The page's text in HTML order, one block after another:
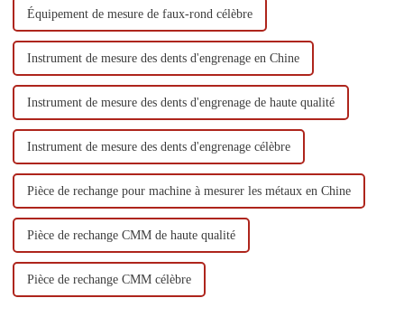
Équipement de mesure de faux-rond célèbre
Instrument de mesure des dents d'engrenage en Chine
Instrument de mesure des dents d'engrenage de haute qualité
Instrument de mesure des dents d'engrenage célèbre
Pièce de rechange pour machine à mesurer les métaux en Chine
Pièce de rechange CMM de haute qualité
Pièce de rechange CMM célèbre